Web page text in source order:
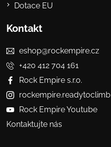
Dotace EU
Kontakt
eshop@rockempire.cz
+420 412 704 161
Rock Empire s.r.o.
rockempire.readytoclimb
Rock Empire Youtube
Kontaktujte nás